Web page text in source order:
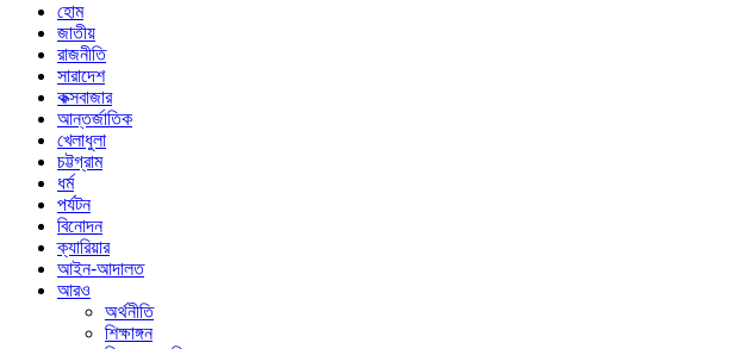
হোম
জাতীয়
রাজনীতি
সারাদেশ
কক্সবাজার
আন্তর্জাতিক
খেলাধুলা
চট্টগ্রাম
ধর্ম
পর্যটন
বিনোদন
ক্যারিয়ার
আইন-আদালত
আরও
অর্থনীতি
শিক্ষাঙ্গন